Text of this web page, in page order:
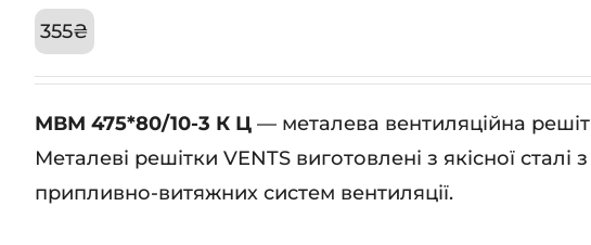
355₴
МВМ 475*80/10-3 К Ц — металева вентиляційна
Металеві решітки VENTS виготовлені з якісної
припливно-витяжних систем вентиляції.